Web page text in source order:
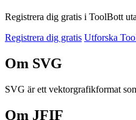
Registrera dig gratis i ToolBott
Registrera dig gratis Utforska
Om SVG
SVG är ett vektorgrafikformat
Om JFIF